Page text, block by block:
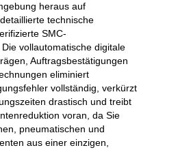
heraus auf
technische
SMC-
vollautomatische digitale
Auftragsbestätigungen
eliminiert
vollständig, verkürzt
drastisch und treibt
voran, da Sie
pneumatischen und
aus einer einzigen,